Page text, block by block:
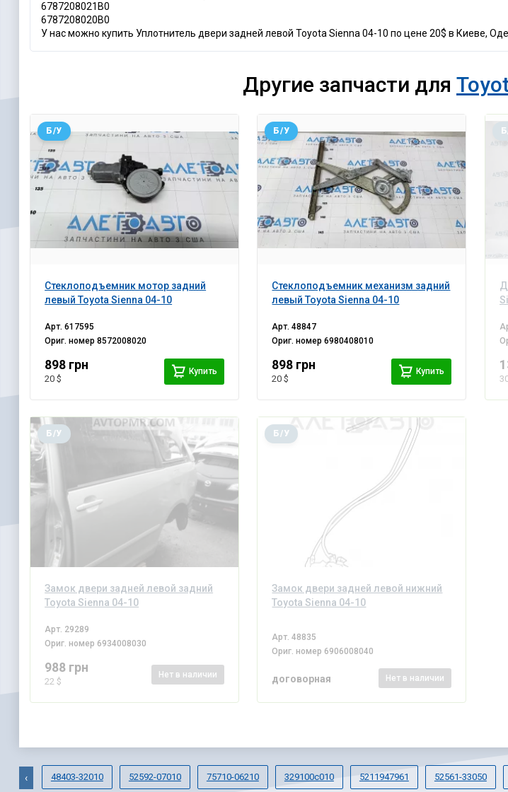
6787208021B0
6787208020B0
У нас можно купить Уплотнитель двери задней левой Toyota Sienna 04-10 по цене 20$ в Киеве,
Другие запчасти для
Стеклоподъемник мотор задний
левый Toyota Sienna 04-10
Б/У
Арт.617595
Ориг. номер8572008020
898 грн
20 $
Купить
Стеклоподъемник механизм задний
левый Toyota Sienna 04-10
Б/У
Арт.48847
Ориг. номер6980408010
898 грн
20 $
Купить
Замок двери задней левой задний
Toyota Sienna 04-10
Б/У
Арт. 29289
Ориг. номер 6934008030
988 грн
22 $
Нет в наличии
Замок двери задней левой нижний
Toyota Sienna 04-10
Б/У
Арт.48835
Ориг. номер 6906008040
договорная Нет в наличии
48403-32010 52592-07010 75710-06210 329100c010 5211947961 52561-33050
‹